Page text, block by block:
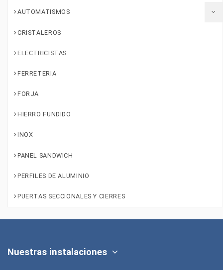
AUTOMATISMOS
CRISTALEROS
ELECTRICISTAS
FERRETERIA
FORJA
HIERRO FUNDIDO
INOX
PANEL SANDWICH
PERFILES DE ALUMINIO
PUERTAS SECCIONALES Y CIERRES
Nuestras instalaciones